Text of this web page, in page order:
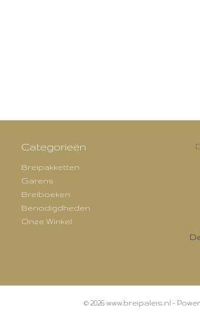
Categorieën
Breipakketten
Garens
Breiboeken
Benodigdheden
Onze Winkel
© 2026 www.breipaleis.nl -